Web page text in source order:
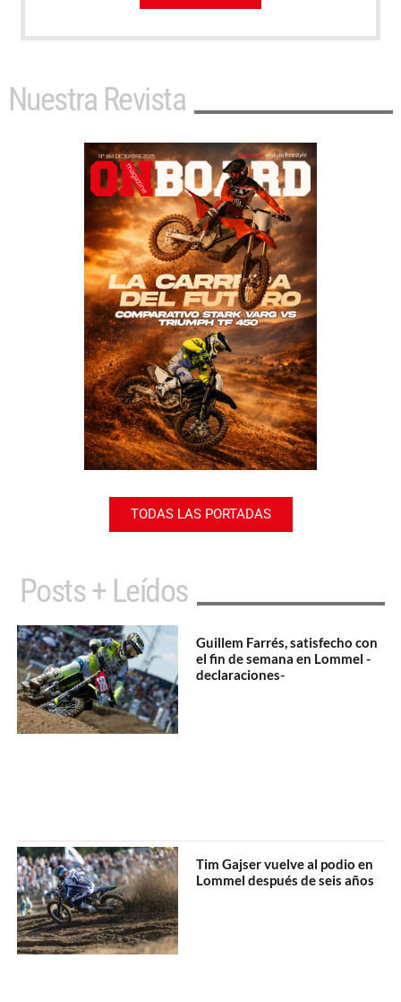
Nuestra Revista
TODAS LAS PORTADAS
Posts + Leídos
Guillem Farrés, satisfecho con
el fin de semana en Lommel -
declaraciones-
Tim Gajser vuelve al podio en
Lommel después de seis años